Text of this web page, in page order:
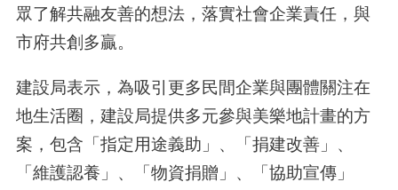
眾了解共融友善的想法，落實社會企業責任，與
市府共創多贏。
建設局表示，為吸引更多民間企業與團體關注在
地生活圈，建設局提供多元參與美樂地計畫的方
案，包含「指定用途義助」、「捐建改善」、
「維護認養」、「物資捐贈」、「協助宣傳」